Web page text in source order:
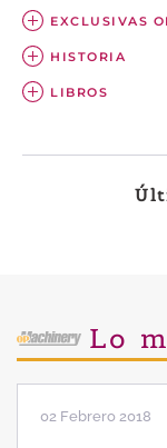
EXCLUSIVAS
HISTORIA
LIBROS
Lo
02 Febrero 2018